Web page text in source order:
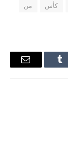
كأس
من
Tumblr
البريد